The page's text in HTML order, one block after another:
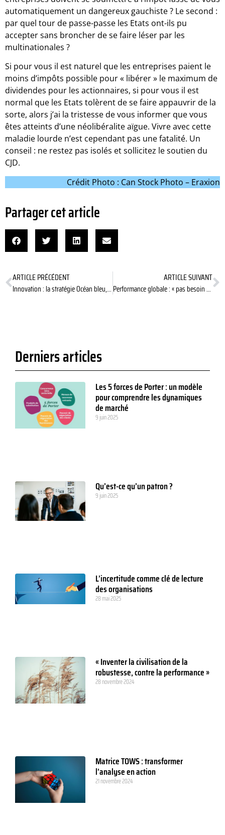
automatiquement un dangereux gauchiste ? Le second :
par quel tour de passe-passe les Etats ont-ils pu
accepter sans broncher de se faire léser par les
multinationales ?
Si pour vous il est naturel que les entreprises paient le
moins d’impôts possible pour « libérer » le maximum de
dividendes pour les actionnaires, si pour vous il est
normal que les Etats tolèrent de se faire appauvrir de la
sorte, alors j’ai la tristesse de vous informer que vous
êtes atteints d’une néolibéralite aïgue. Vivre avec cette
maladie lourde n’est cependant pas une fatalité. Un
conseil : ne restez pas isolés et sollicitez le soutien du
CJD.
Crédit Photo : Can Stock Photo – Eraxion
Partager cet article
ARTICLE PRÉCÉDENT
Innovation : la stratégie Océan bleu, ou comment sortir du cadre pour échapper à la concurrence
ARTICLE SUIVANT
Performance globale : « pas besoin de tout révolutionner dans l’entreprise »
Derniers articles
Les 5 forces de Porter : un modèle
pour comprendre les dynamiques
de marché
9 juin 2025
Qu’est-ce qu’un patron ?
9 juin 2025
L’incertitude comme clé de lecture
des organisations
28 mai 2025
« Inventer la civilisation de la
robustesse, contre la performance »
28 novembre 2024
Matrice TOWS : transformer
l’analyse en action
21 novembre 2024